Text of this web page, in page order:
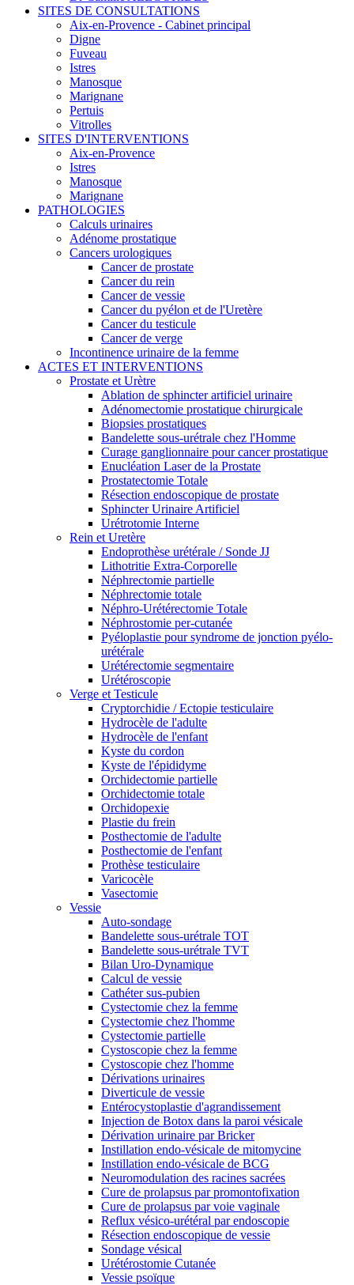
SITES DE CONSULTATIONS
Aix-en-Provence - Cabinet principal
Digne
Fuveau
Istres
Manosque
Marignane
Pertuis
Vitrolles
SITES D'INTERVENTIONS
Aix-en-Provence
Istres
Manosque
Marignane
PATHOLOGIES
Calculs urinaires
Adénome prostatique
Cancers urologiques
Cancer de prostate
Cancer du rein
Cancer de vessie
Cancer du pyélon et de l'Uretère
Cancer du testicule
Cancer de verge
Incontinence urinaire de la femme
ACTES ET INTERVENTIONS
Prostate et Urètre
Ablation de sphincter artificiel urinaire
Adénomectomie prostatique chirurgicale
Biopsies prostatiques
Bandelette sous-urétrale chez l'Homme
Curage ganglionnaire pour cancer prostatique
Enucléation Laser de la Prostate
Prostatectomie Totale
Résection endoscopique de prostate
Sphincter Urinaire Artificiel
Urétrotomie Interne
Rein et Uretère
Endoprothèse urétérale / Sonde JJ
Lithotritie Extra-Corporelle
Néphrectomie partielle
Néphrectomie totale
Néphro-Urétérectomie Totale
Néphrostomie per-cutanée
Pyéloplastie pour syndrome de jonction pyélo-
urétérale
Urétérectomie segmentaire
Urétéroscopie
Verge et Testicule
Cryptorchidie / Ectopie testiculaire
Hydrocèle de l'adulte
Hydrocèle de l'enfant
Kyste du cordon
Kyste de l'épididyme
Orchidectomie partielle
Orchidectomie totale
Orchidopexie
Plastie du frein
Posthectomie de l'adulte
Posthectomie de l'enfant
Prothèse testiculaire
Varicocèle
Vasectomie
Vessie
Auto-sondage
Bandelette sous-urétrale TOT
Bandelette sous-urétrale TVT
Bilan Uro-Dynamique
Calcul de vessie
Cathéter sus-pubien
Cystectomie chez la femme
Cystectomie chez l'homme
Cystectomie partielle
Cystoscopie chez la femme
Cystoscopie chez l'homme
Dérivations urinaires
Diverticule de vessie
Entérocystoplastie d'agrandissement
Injection de Botox dans la paroi vésicale
Dérivation urinaire par Bricker
Instillation endo-vésicale de mitomycine
Instillation endo-vésicale de BCG
Neuromodulation des racines sacrées
Cure de prolapsus par promontofixation
Cure de prolapsus par voie vaginale
Reflux vésico-urétéral par endoscopie
Résection endoscopique de vessie
Sondage vésical
Urétérostomie Cutanée
Vessie psoïque